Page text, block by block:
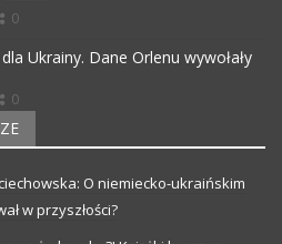
0
Ukrainy. Dane Orlenu wywołały
0
O niemiecko-ukraińskim
w przyszłości?